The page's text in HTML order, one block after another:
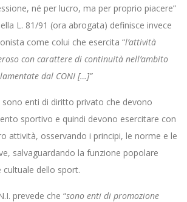
né per lucro, ma per proprio piacere”
L. 81/91 (ora abrogata) definisce invece
come colui che esercita “l’attività
con carattere di continuità nell’ambito
dal CONI […]”
sono enti di diritto privato che devono
sportivo e quindi devono esercitare con
attività, osservando i principi, le norme e le
salvaguardando la funzione popolare
cultuale dello sport.
prevede che “sono enti di promozione